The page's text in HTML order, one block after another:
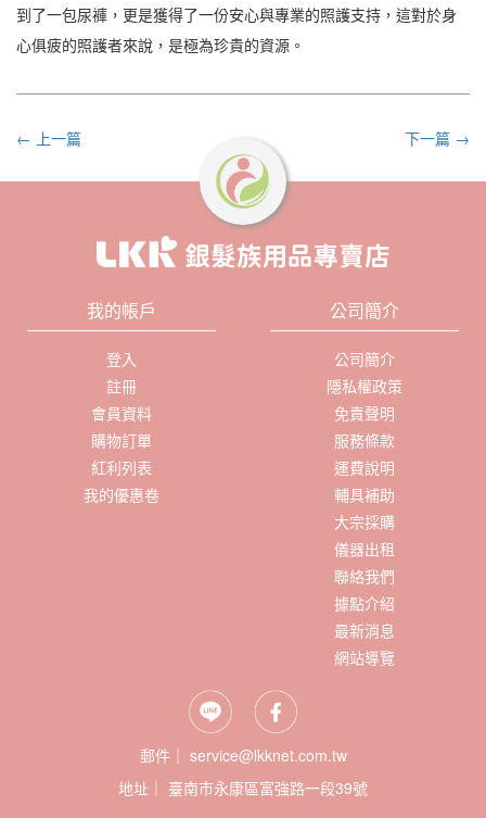
到了一包尿褲，更是獲得了一份安心與專業的照護支持，這對於身
心俱疲的照護者來說，是極為珍貴的資源。
← 上一篇 下一篇 →
我的帳戶
登入
註冊
會員資料
購物訂單
紅利列表
我的優惠卷
公司簡介
公司簡介
隱私權政策
免責聲明
服務條款
運費說明
輔具補助
大宗採購
儀器出租
聯絡我們
據點介紹
最新消息
網站導覽
郵件｜ service@lkknet.com.tw
地址｜